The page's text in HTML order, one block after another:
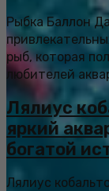
Рыбка Баллон
рыб, которая
любителей
Лялиус
яркий
богатой
Лялиус